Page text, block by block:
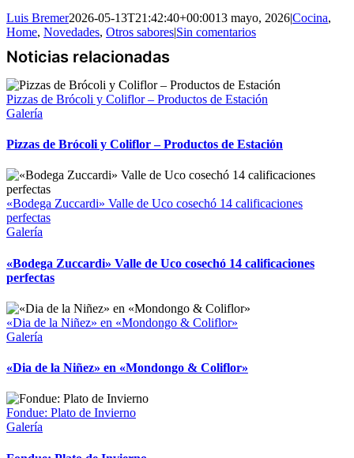
Luis Bremer2026-05-13T21:42:40+00:0013 mayo, 2026|Cocina,
Home, Novedades, Otros sabores|Sin comentarios
Pizzas de Brócoli y Coliflor – Productos de Estación
Galería
Pizzas de Brócoli y Coliflor – Productos de Estación
«Bodega Zuccardi» Valle de Uco cosechó 14 calificaciones
perfectas
Galería
«Bodega Zuccardi» Valle de Uco cosechó 14 calificaciones
perfectas
«Dia de la Niñez» en «Mondongo & Coliflor»
Galería
«Dia de la Niñez» en «Mondongo & Coliflor»
Fondue: Plato de Invierno
Galería